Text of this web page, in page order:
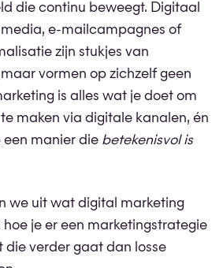
die continu beweegt. Digitaal
e-mailcampagnes of
zijn stukjes van
vormen op zichzelf geen
is alles wat je doet om
maken via digitale kanalen, én
manier die betekenisvol is
we uit wat digital marketing
je er een marketingstrategie
die verder gaat dan losse